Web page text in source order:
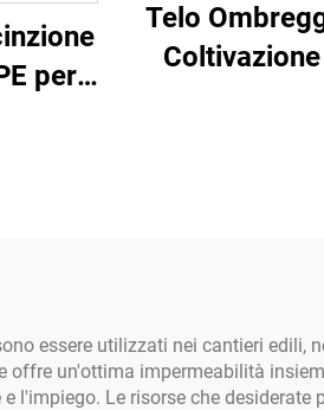
per
Telo
essere utilizzati nei cantieri
offre un'ottima impermeabilità
l'impiego. Le risorse che